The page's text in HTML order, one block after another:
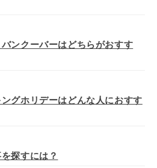
ンクーバーはどちらがおすす
グホリデーはどんな人におすす
探すには？